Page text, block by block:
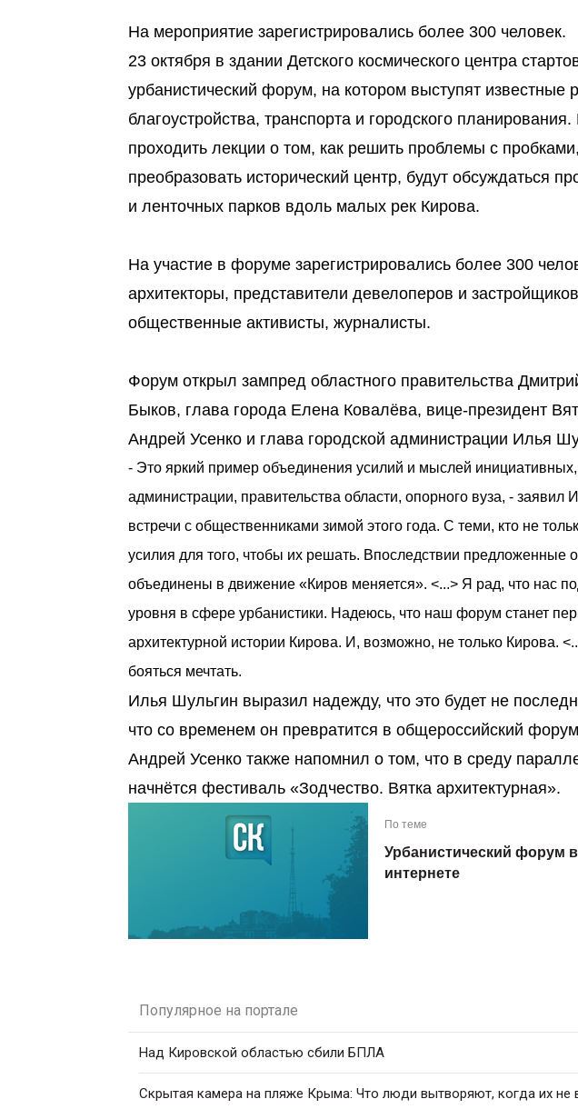
На мероприятие зарегистрировались более 300 человек.
23 октября в здании Детского космического центра
урбанистический форум, на котором выступят известные
благоустройства, транспорта и городского
проходить лекции о том, как решить проблемы с
преобразовать исторический центр, будут обсуждаться
и ленточных парков вдоль малых рек Кирова.
На участие в форуме зарегистрировались более 300
архитекторы, представители девелоперов и
общественные активисты, журналисты.
Форум открыл зампред областного правительства
Быков, глава города Елена Ковалёва, вице-президент
Андрей Усенко и глава городской администрации Илья
- Это яркий пример объединения усилий и мыслей
администрации, правительства области, опорного вуза, -
встречи с общественниками зимой этого года. С теми, кто не
усилия для того, чтобы их решать. Впоследствии предложенные
объединены в движение «Киров меняется». <...> Я рад, что нас
уровня в сфере урбанистики. Надеюсь, что наш форум станет
архитектурной истории Кирова. И, возможно, не только Кирова.
бояться мечтать.
Илья Шульгин выразил надежду, что это будет не
что со временем он превратится в общероссийский
Андрей Усенко также напомнил о том, что в среду
начнётся фестиваль «Зодчество. Вятка архитектурная».
По теме
Урбанистический форум
интернете
Популярное на портале
Над Кировской областью сбили БПЛА
Скрытая камера на пляже Крыма: Что люди вытворяют, когда их не